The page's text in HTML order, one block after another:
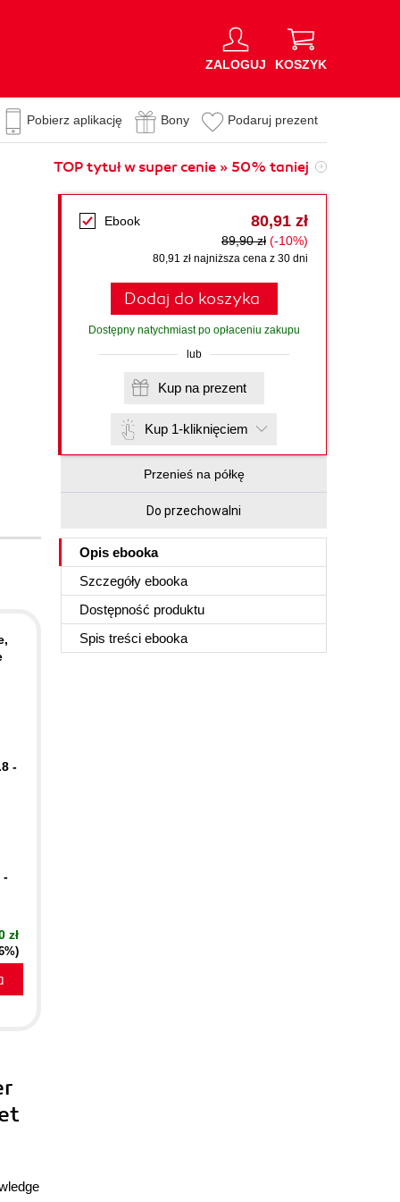
ZALOGUJ KOSZYK
Pobierz aplikację Bony Podaruj prezent
TOP tytuł w super cenie » 50% taniej
Ebook 80,91 zł
89,90 zł (-10%)
80,91 zł najniższa cena z 30 dni
Dodaj do koszyka
Dostępny natychmiast po opłaceniu zakupu
lub
Kup na prezent
Kup 1-kliknięciem
Przenieś na półkę
Do przechowalni
Opis ebooka
Szczegóły ebooka
Dostępność produktu
Spis treści ebooka
-
-
zł